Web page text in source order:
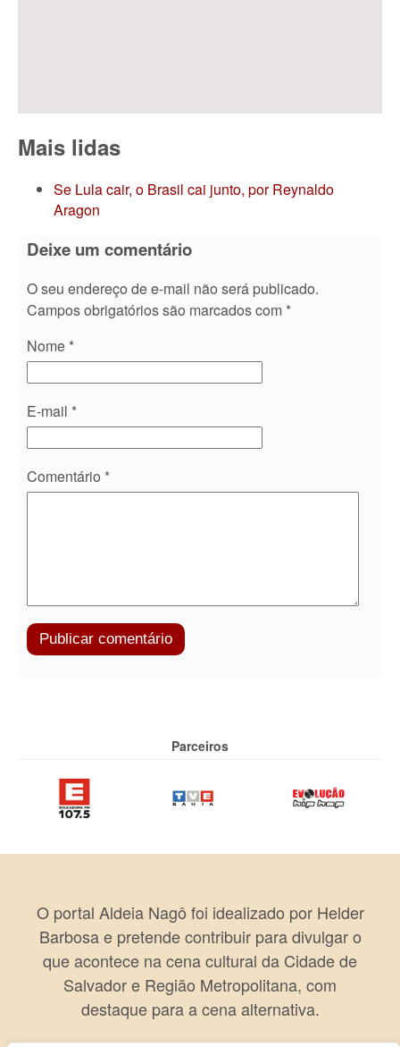
Mais lidas
Se Lula cair, o Brasil cai junto, por Reynaldo
Aragon
Deixe um comentário
O seu endereço de e-mail não será publicado.
Campos obrigatórios são marcados com *
Nome *
E-mail *
Comentário *
Parceiros
O portal Aldeia Nagô foi idealizado por Helder
Barbosa e pretende contribuir para divulgar o
que acontece na cena cultural da Cidade de
Salvador e Região Metropolitana, com
destaque para a cena alternativa.